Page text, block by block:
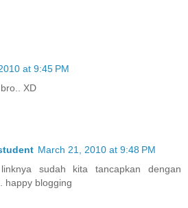
at 9:45 PM
XD
March 21, 2010 at 9:48 PM
sudah kita tancapkan dengan
happy blogging